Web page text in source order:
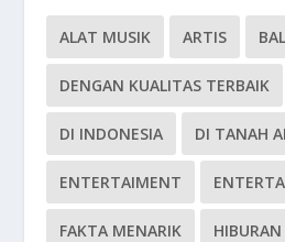
ALAT MUSIK ARTIS
DENGAN KUALITAS TERBAIK
DI INDONESIA DI TANAH
ENTERTAIMENT
FAKTA MENARIK HIBURAN